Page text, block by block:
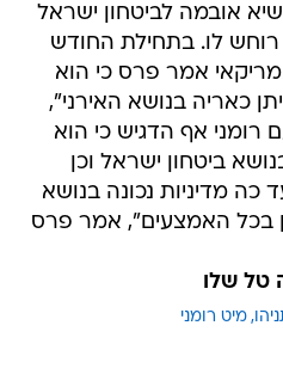
אובמה לביטחון ישראל
לו. בתחילת החודש
אמר פרס כי הוא
כאריה בנושא האירני",
רומני אף הדגיש כי הוא
ביטחון ישראל וכן
מדיניות נכונה בנושא
בכל האמצעים", אמר פרס
טל שלו
מיט רומני